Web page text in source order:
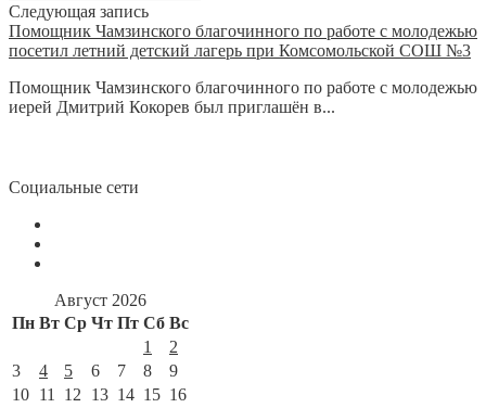
Следующая запись
Помощник Чамзинского благочинного по работе с молодежью
посетил летний детский лагерь при Комсомольской СОШ №3
Помощник Чамзинского благочинного по работе с молодежью
иерей Дмитрий Кокорев был приглашён в...
Социальные сети
Август 2026
Пн Вт Ср Чт Пт Сб Вс
1
2
3
4 5 6 7 8
9
10 11 12 13 14 15 16